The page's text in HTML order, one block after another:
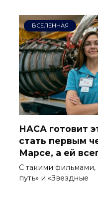
ВСЕЛЕННАЯ
НАСА готовит
стать первым
Марсе, а ей
С такими фильмами,
путь» и «Звездные